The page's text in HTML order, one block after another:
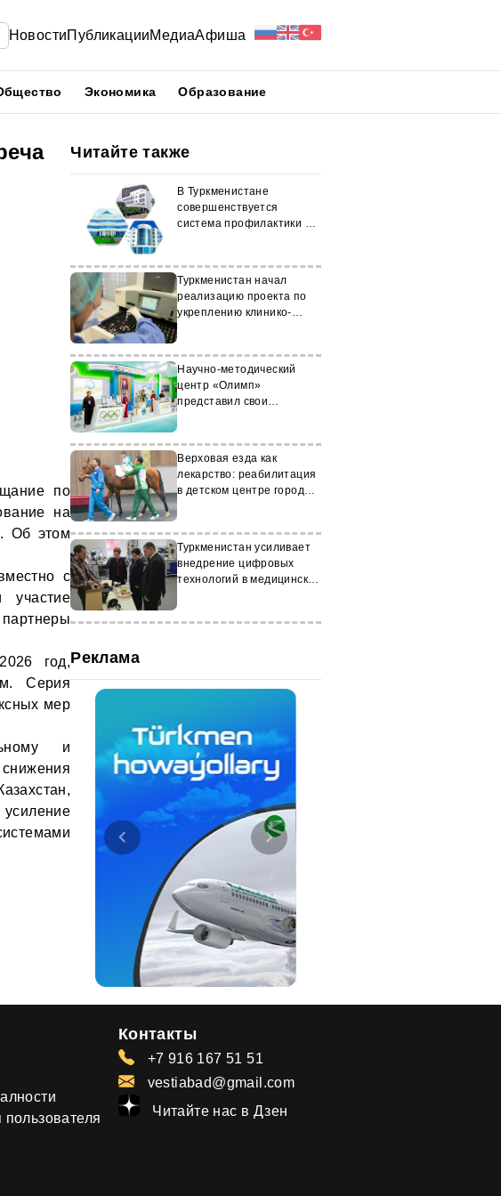
НовостиПубликацииМедиаАфиша
Экономика Образование
по
на
Об этом
с
участие
партнеры
год,
Серия
мер
и
Читайте также
В Туркменистане
совершенствуется
система профилактики и
Туркменистан начал
реализацию проекта по
укреплению клинико-
Научно-методический
центр «Олимп»
представил свои
Верховая езда как
лекарство: реабилитация
в детском центре города
Туркменистан усиливает
внедрение цифровых
технологий в медицинское
Реклама
Контакты
+7 916 167 51 51
vestiabad@gmail.com
Читайте нас в Дзен